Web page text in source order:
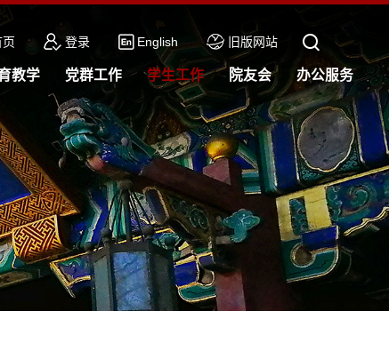
页 登录 English 旧版网站
教学 党群工作 学生工作 院友会 办公服务